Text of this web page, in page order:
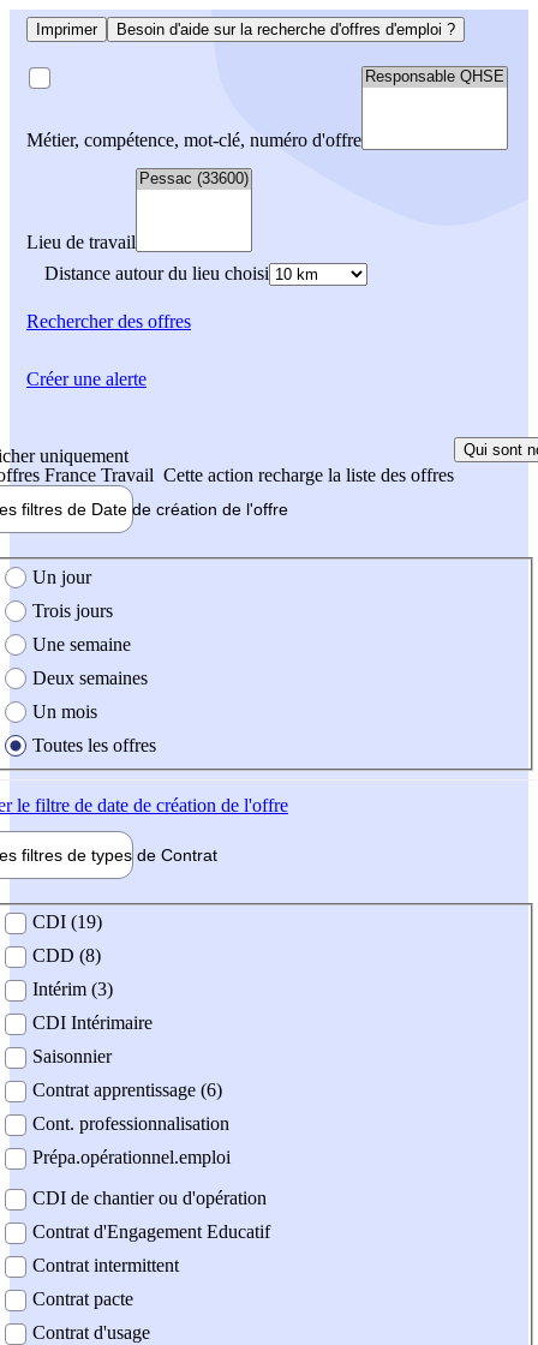
Imprimer Besoin d'aide sur la recherche d'offres d'emploi ?
Métier, compétence, mot-clé, numéro d'offre
Lieu de travail
Distance autour du lieu choisi
Rechercherdes offres
uniquement
France Travail Cette action recharge la liste des offres
Qui sont
filtres de Date de création de l'offre
création de l'offre
Un jour
Trois jours
Une semaine
Deux semaines
Un mois
Toutes les offres
le filtre de date de création de l'offre
filtres de types de Contrat
contrat
CDI (19)
CDD (8)
Intérim (3)
CDI Intérimaire
Saisonnier
Contrat apprentissage (6)
Cont. professionnalisation
Prépa.opérationnel.emploi
CDI de chantier ou d'opération
Contrat d'Engagement Educatif
Contrat intermittent
Contrat pacte
Contrat d'usage
Créer une alerte